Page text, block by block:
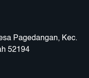
Pagedangan, Kec.
52194